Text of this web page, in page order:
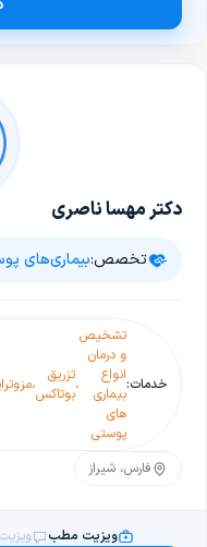
دکتر مهسا ناصری
تخصص:بیماری‌های
خدمات:
تشخیص
و درمان
انواع
بیماری
های
پوستی
،تزریق
بوتاکس،
فارس، شیراز
ویزیت مطب